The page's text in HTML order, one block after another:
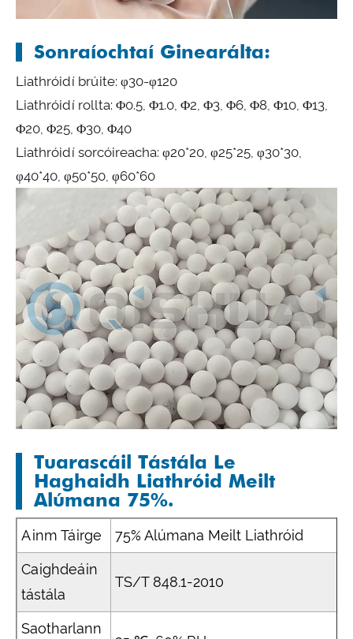
Sonraíochtaí Ginearálta:
Liathróidí brúite: φ30-φ120
Liathróidí rollta: Φ0.5, Φ1.0, Φ2, Φ3, Φ6, Φ8, Φ10, Φ13,
Φ20, Φ25, Φ30, Φ40
Liathróidí sorcóireacha: φ20*20, φ25*25, φ30*30,
φ40*40, φ50*50, φ60*60
Tuarascáil Tástála Le
Haghaidh Liathróid Meilt
Alúmana 75%.
Ainm Táirge 75% Alúmana Meilt Liathróid
Caighdeáin
tástála
TS/T 848.1-2010
Saotharlann